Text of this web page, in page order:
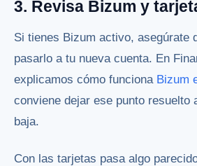
3. Revisa Bizum y
Si tienes Bizum activo, asegúrate
pasarlo a tu nueva cuenta. En
explicamos cómo funciona Bizum
conviene dejar ese punto resuelto
baja.
Con las tarjetas pasa algo